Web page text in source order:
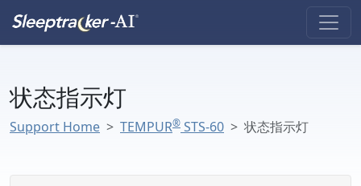
状态指示灯
Support Home TEMPUR® STS-60 状态指示灯